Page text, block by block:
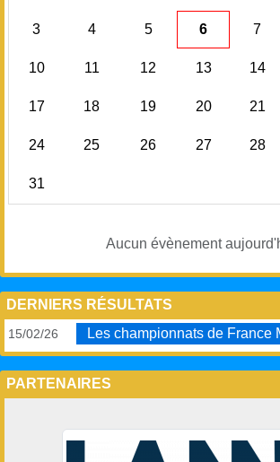
3 4 5 6 7
10 11 12 13 14
17 18 19 20 21
24 25 26 27 28
31
Aucun évènement
DERNIERS RÉSULTATS
15/02/26 Les championnats de France
PARTENAIRES